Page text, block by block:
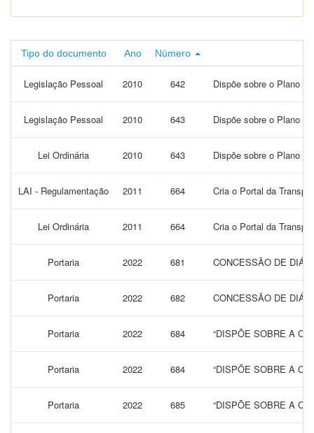
Tipo do documento Ano Número
Legislação Pessoal 2010 642 Dispõe sobre o Plano
Legislação Pessoal 2010 643 Dispõe sobre o Plano
Lei Ordinária 2010 643 Dispõe sobre o Plano
LAI - Regulamentação 2011 664 Cria o Portal da
Lei Ordinária 2011 664 Cria o Portal da
Portaria 2022 681 CONCESSÃO DE
Portaria 2022 682 CONCESSÃO DE
Portaria 2022 684 “DISPÕE SOBRE A
Portaria 2022 684 “DISPÕE SOBRE A
Portaria 2022 685 “DISPÕE SOBRE A